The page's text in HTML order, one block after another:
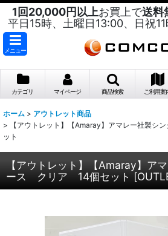
1回20,000円以上お買上で送料
平日15時、土曜日13:00、日祝
メニュー
カテゴリ マイページ 商品検索 ご利用案
ホーム > アウトレット商品
>
【アウトレット】【Amaray】アマレー社製
ット
【アウトレット】【Amaray】ア
ース クリア 14個セット [